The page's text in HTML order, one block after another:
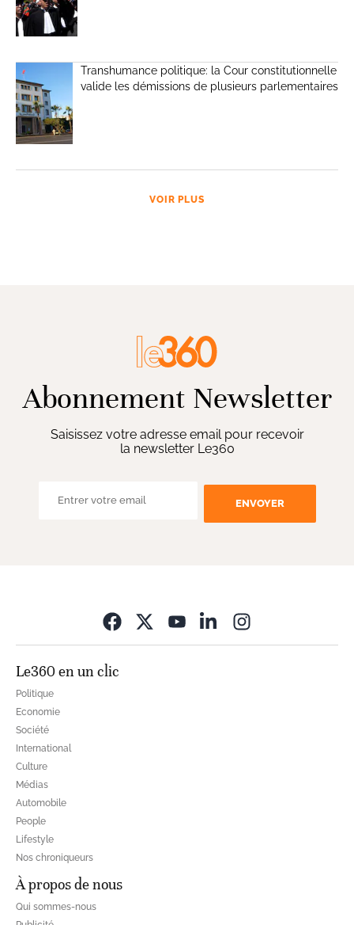
Transhumance politique: la Cour constitutionnelle
valide les démissions de plusieurs parlementaires
VOIR PLUS
Abonnement Newsletter
Saisissez votre adresse email pour recevoir
la newsletter Le360
ENVOYER
Le360 en un clic
Politique
Economie
Société
International
Culture
Médias
Automobile
People
Lifestyle
Nos chroniqueurs
À propos de nous
Qui sommes-nous